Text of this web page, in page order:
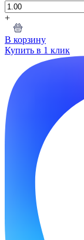
+
В корзину
Купить в 1 клик